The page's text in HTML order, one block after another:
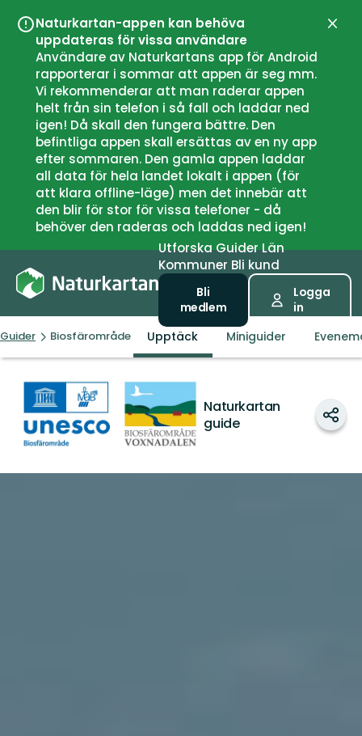
Naturkartan-appen kan behöva
uppdateras för vissa användare
Användare av Naturkartans app för Android
rapporterar i sommar att appen är seg mm.
Vi rekommenderar att man raderar appen
helt från sin telefon i så fall och laddar ned
igen! Då skall den fungera bättre. Den
befintliga appen skall ersättas av en ny app
efter sommaren. Den gamla appen laddar
all data för hela landet lokalt i appen (för
att klara offline-läge) men det innebär att
den blir för stor för vissa telefoner - då
behöver den raderas och laddas ned igen!
UtforskaGuiderLän
Kommuner Bli kund
Bli
medlem
Logga
in
Guider Biosfärområde Voxnadalen
Upptäck Miniguider
Voxnadalen
Naturkartan
guide
Dela